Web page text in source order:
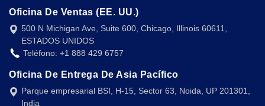
Oficina De Ventas (EE. UU.)
500 N Michigan Ave, Suite 600, Chicago, Illinois 60611,
ESTADOS UNIDOS
Teléfono: +1 888 429 6757
Oficina De Entrega De Asia Pacífico
Parque empresarial BSI, H-15, Sector 63, Noida, UP 201301,
India